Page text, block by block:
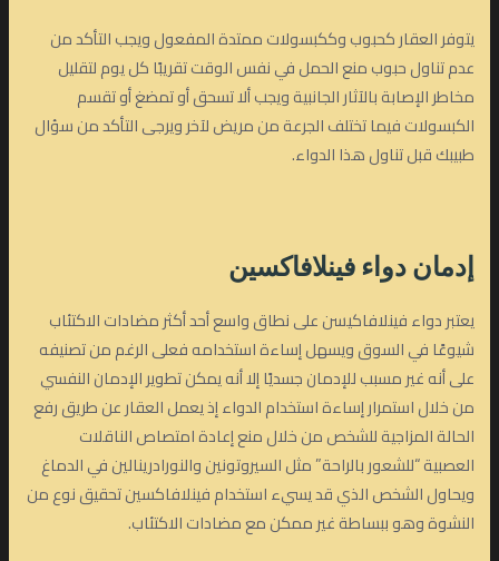
يتوفر العقار كحبوب وككبسولات ممتدة المفعول ويجب التأكد من
عدم تناول حبوب منع الحمل في نفس الوقت تقريبًا كل يوم لتقليل
مخاطر الإصابة بالآثار الجانبية ويجب ألا تسحق أو تمضغ أو تقسم
الكبسولات فيما تختلف الجرعة من مريض لآخر ويرجى التأكد من سؤال
طبيبك قبل تناول هذا الدواء.
إدمان دواء فينلافاكسين
يعتبر دواء فينلافاكيسن على نطاق واسع أحد أكثر مضادات الاكتئاب
شيوعًا في السوق ويسهل إساءة استخدامه فعلى الرغم من تصنيفه
على أنه غير مسبب للإدمان جسديًا إلا أنه يمكن تطوير الإدمان النفسي
من خلال استمرار إساءة استخدام الدواء إذ يعمل العقار عن طريق رفع
الحالة المزاجية للشخص من خلال منع إعادة امتصاص الناقلات
العصبية “للشعور بالراحة” مثل السيروتونين والنورادرينالين في الدماغ
ويحاول الشخص الذي قد يسيء استخدام فينلافاكسين تحقيق نوع من
النشوة وهو ببساطة غير ممكن مع مضادات الاكتئاب.